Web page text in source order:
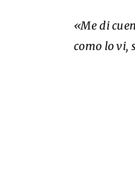
«Me di
como lo vi,